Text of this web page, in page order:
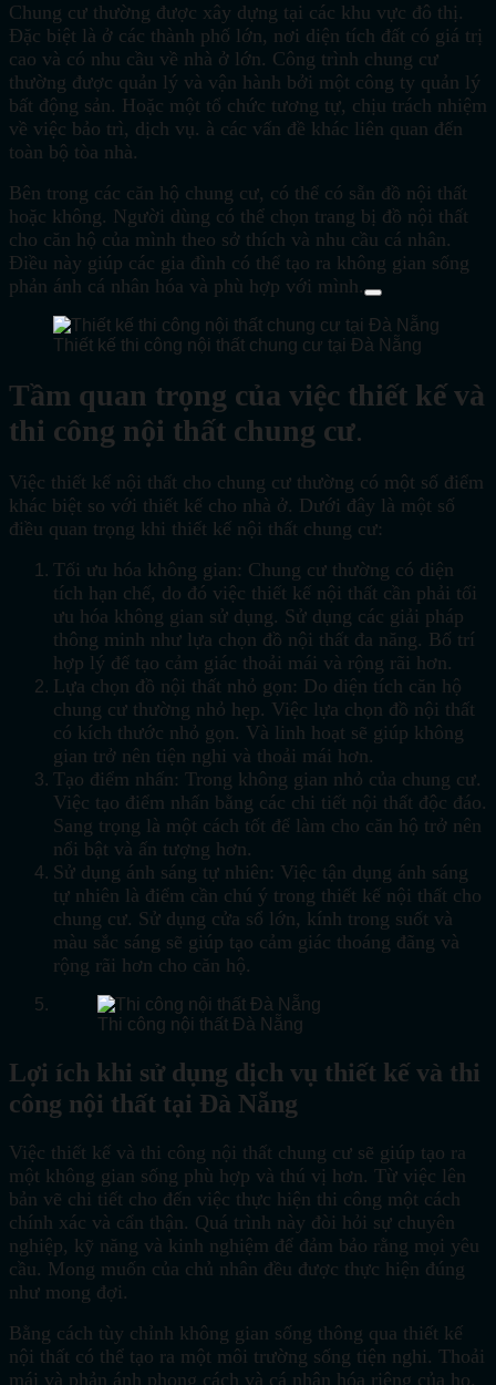
Chung cư thường được xây dựng tại các khu vực đô thị.
Đặc biệt là ở các thành phố lớn, nơi diện tích đất có giá trị
cao và có nhu cầu về nhà ở lớn. Công trình chung cư
thường được quản lý và vận hành bởi một công ty quản lý
bất động sản. Hoặc một tổ chức tương tự, chịu trách nhiệm
về việc bảo trì, dịch vụ. à các vấn đề khác liên quan đến
toàn bộ tòa nhà.
Bên trong các căn hộ chung cư, có thể có sẵn đồ nội thất
hoặc không. Người dùng có thể chọn trang bị đồ nội thất
cho căn hộ của mình theo sở thích và nhu cầu cá nhân.
Điều này giúp các gia đình có thể tạo ra không gian sống
phản ánh cá nhân hóa và phù hợp với mình.
Thiết kế thi công nội thất chung cư tại Đà Nẵng
Tầm quan trọng của việc thiết kế và
thi công nội thất chung cư.
Việc thiết kế nội thất cho chung cư thường có một số điểm
khác biệt so với thiết kế cho nhà ở. Dưới đây là một số
điều quan trọng khi thiết kế nội thất chung cư:
Tối ưu hóa không gian: Chung cư thường có diện
tích hạn chế, do đó việc thiết kế nội thất cần phải tối
ưu hóa không gian sử dụng. Sử dụng các giải pháp
thông minh như lựa chọn đồ nội thất đa năng. Bố trí
hợp lý để tạo cảm giác thoải mái và rộng rãi hơn.
Lựa chọn đồ nội thất nhỏ gọn: Do diện tích căn hộ
chung cư thường nhỏ hẹp. Việc lựa chọn đồ nội thất
có kích thước nhỏ gọn. Và linh hoạt sẽ giúp không
gian trở nên tiện nghi và thoải mái hơn.
Tạo điểm nhấn: Trong không gian nhỏ của chung cư.
Việc tạo điểm nhấn bằng các chi tiết nội thất độc đáo.
Sang trọng là một cách tốt để làm cho căn hộ trở nên
nổi bật và ấn tượng hơn.
Sử dụng ánh sáng tự nhiên: Việc tận dụng ánh sáng
tự nhiên là điểm cần chú ý trong thiết kế nội thất cho
chung cư. Sử dụng cửa sổ lớn, kính trong suốt và
màu sắc sáng sẽ giúp tạo cảm giác thoáng đãng và
rộng rãi hơn cho căn hộ.
Thi công nội thất Đà Nẵng
Lợi ích khi sử dụng dịch vụ thiết kế và thi
công nội thất tại Đà Nẵng
Việc thiết kế và thi công nội thất chung cư sẽ giúp tạo ra
một không gian sống phù hợp và thú vị hơn. Từ việc lên
bản vẽ chi tiết cho đến việc thực hiện thi công một cách
chính xác và cẩn thận. Quá trình này đòi hỏi sự chuyên
nghiệp, kỹ năng và kinh nghiệm để đảm bảo rằng mọi yêu
cầu. Mong muốn của chủ nhân đều được thực hiện đúng
như mong đợi.
Bằng cách tùy chỉnh không gian sống thông qua thiết kế
nội thất có thể tạo ra một môi trường sống tiện nghi. Thoải
mái và phản ánh phong cách và cá nhân hóa riêng của họ.